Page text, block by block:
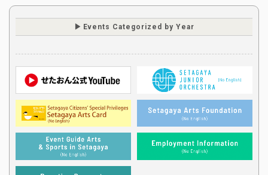
Events Categorized by Year